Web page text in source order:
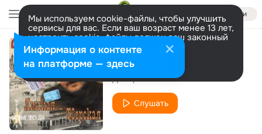
Войти
Мы используем cookie-файлы, чтобы улучшить
сервисы для вас. Если ваш возраст менее 13 лет,
настроить cookie-файлы должен ваш законный
представитель. Больше информации
Разрешить все Настроить
Бархатный сезон
Дмитрий Тамбовский
Слушать
Информация о контенте
на платформе — здесь